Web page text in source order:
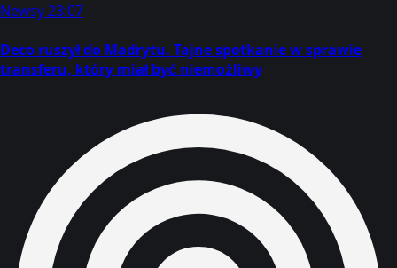
Newsy23:07
Deco ruszył do Madrytu. Tajne spotkanie w sprawie
transferu, który miał być niemożliwy